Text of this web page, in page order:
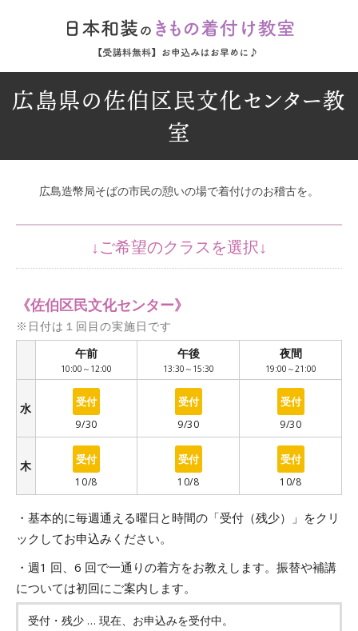
広島県の佐伯区民文化センター教
室
広島造幣局そばの市民の憩いの場で着付けのお稽古を。
《佐伯区民文化センター》
※日付は１回目の実施日です
水
木
午前
10:00～12:00
○
9/30
○
10/8
午後
13:30～15:30
○
9/30
○
10/8
夜間
19:00～21:00
○
9/30
○
10/8
・基本的に毎週通える曜日と時間の「受付（残少）」をクリ
ックしてお申込みください。
・週1 回、6 回で一通りの着方をお教えします。振替や補講
については初回にご案内します。
受付・残少 … 現在、お申込みを受付中。